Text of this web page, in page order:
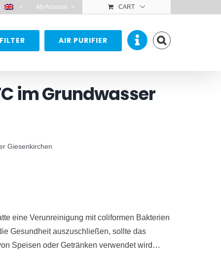
My Account CART
AIR PURIFIER
im Grundwasser
Giesenkirchen
eine Verunreinigung mit coliformen Bakterien
Gesundheit auszuschließen, sollte das
Speisen oder Getränken verwendet wird…